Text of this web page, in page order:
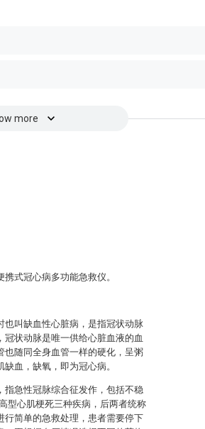
more
式冠心病多功能急救仪。
也叫缺血性心脏病，是指冠状动脉
状动脉是唯一供给心脏血液的血
也随同全身血管一样的硬化，呈粥
血，缺氧，即为冠心病。
指急性冠脉综合征发作，包括不稳
型心肌梗死三种疾病，后两者统称
行简单的急救处理，患者需要停下